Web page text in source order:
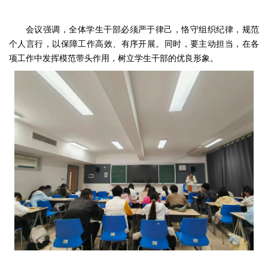
会议强调，全体学生干部必须严于律己，恪守组织纪律，规范
个人言行，以保障工作高效、有序开展。同时，要主动担当，在各
项工作中发挥模范带头作用，树立学生干部的优良形象。